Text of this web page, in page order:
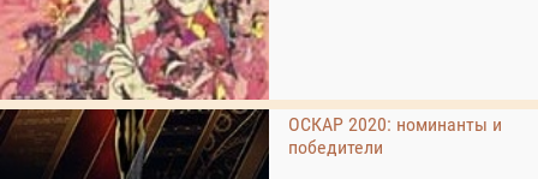
ОСКАР 2020: номинанты и
победители